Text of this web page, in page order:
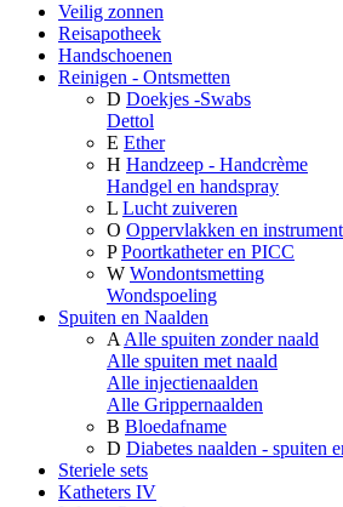
Veilig zonnen
Reisapotheek
Handschoenen
Reinigen - Ontsmetten
D Doekjes -Swabs
Dettol
E Ether
H Handzeep - Handcrème
Handgel en handspray
L Lucht zuiveren
O Oppervlakken en
P Poortkatheter en PICC
W Wondontsmetting
Wondspoeling
Spuiten en Naalden
A Alle spuiten zonder naald
Alle spuiten met naald
Alle injectienaalden
Alle Grippernaalden
B Bloedafname
D Diabetes naalden - spuiten
Steriele sets
Katheters IV